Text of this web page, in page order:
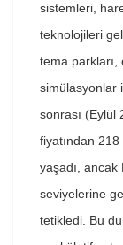
sistemleri,
teknolojileri
tema
simülasyonlar
sonrası (Eylül
fiyatından
yaşadı, ancak
seviyelerine
tetikledi. Bu